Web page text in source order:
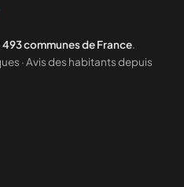
493 communes de France.
· Avis des habitants depuis